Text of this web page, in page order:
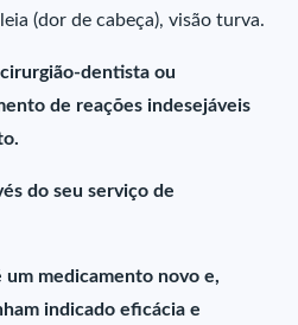
(dor de cabeça), visão turva.
dentista ou
de reações indesejáveis
do seu serviço de
medicamento novo e,
indicado eficácia e